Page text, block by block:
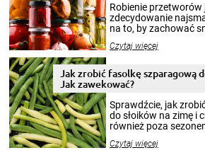
Robienie
zdecydowanie
na to, by zachować
krajobrazów, by
pełni poczuć
miesięcy.
patenty, które
przetworów.
Czytaj więcej
Jak zrobić fasolkę szparagową
Jak zawekować?
Sprawdźcie, jak
do słoików na zimę i
również poza
nasze propozycje!
Czytaj więcej